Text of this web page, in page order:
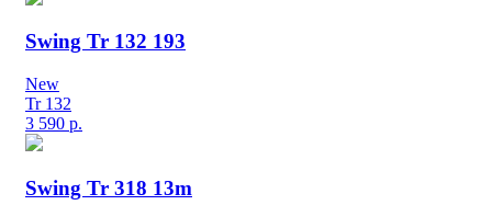
Swing Tr 132 193
New
Tr 132
3 590 р.
Swing Tr 318 13m